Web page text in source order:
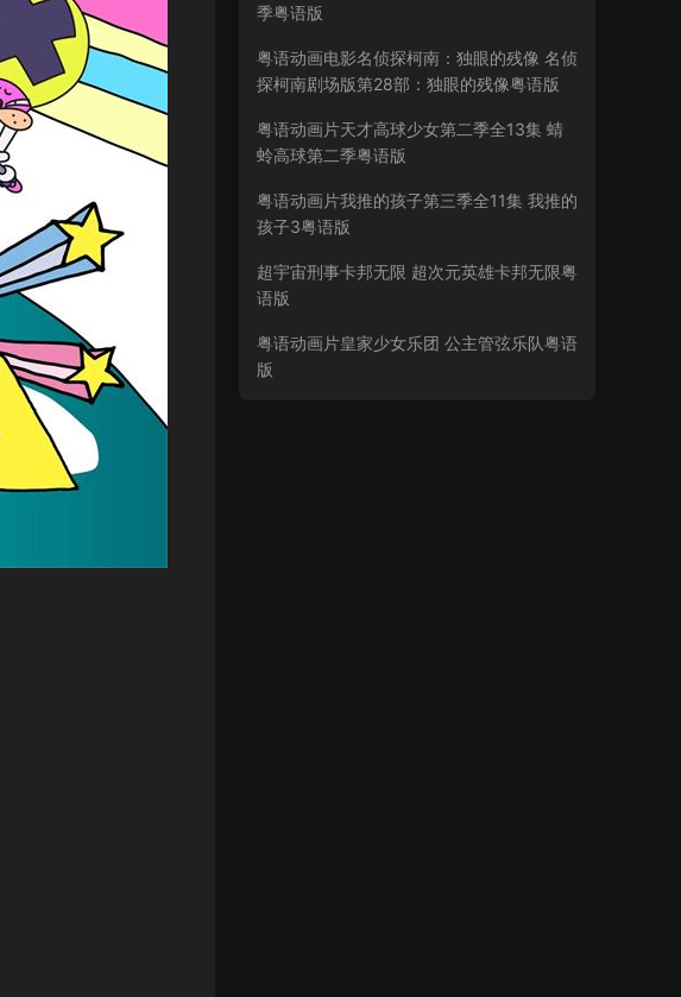
季粤语版
粤语动画电影名侦探柯南：独眼的残像 名侦
探柯南剧场版第28部：独眼的残像粤语版
粤语动画片天才高球少女第二季全13集 蜻
蛉高球第二季粤语版
粤语动画片我推的孩子第三季全11集 我推的
孩子3粤语版
超宇宙刑事卡邦无限 超次元英雄卡邦无限粤
语版
粤语动画片皇家少女乐团 公主管弦乐队粤语
版